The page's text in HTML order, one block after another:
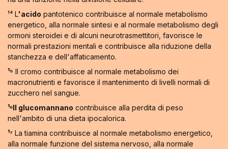
¹⁴ L'acido pantotenico contribuisce al normale metabolismo
energetico, alla normale sintesi e al normale metabolismo degli
ormoni steroidei e di alcuni neurotrasmettitori, favorisce le
normali prestazioni mentali e contribuisce alla riduzione della
stanchezza e dell'affaticamento.
¹⁵ Il cromo contribuisce al normale metabolismo dei
macronutrienti e favorisce il mantenimento di livelli normali di
zucchero nel sangue.
¹⁶Il glucomannano contribuisce alla perdita di peso
nell'ambito di una dieta ipocalorica.
¹⁷ La tiamina contribuisce al normale metabolismo energetico,
alla normale funzione del sistema nervoso, alla normale